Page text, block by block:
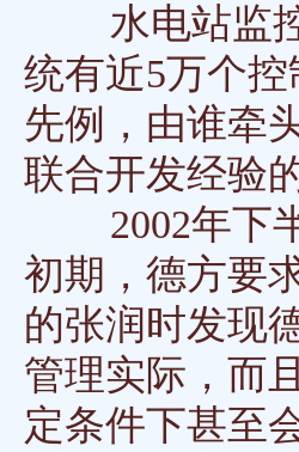
水电站监控
统有近5万个
先例，由谁牵
联合开发经验
2002年下半
初期，德方要
的张润时发现
管理实际，而
定条件下甚至